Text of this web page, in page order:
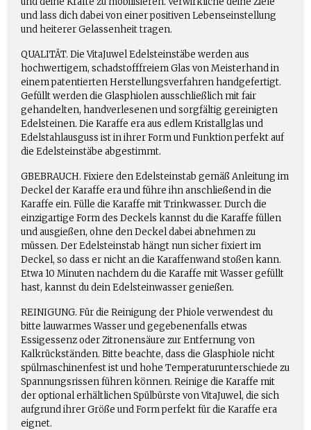
und lass dich dabei von einer positiven Lebenseinstellung
und heiterer Gelassenheit tragen.
QUALITÄT. Die VitaJuwel Edelsteinstäbe werden aus
hochwertigem, schadstofffreiem Glas von Meisterhand in
einem patentierten Herstellungsverfahren handgefertigt.
Gefüllt werden die Glasphiolen ausschließlich mit fair
gehandelten, handverlesenen und sorgfältig gereinigten
Edelsteinen. Die Karaffe era aus edlem Kristallglas und
Edelstahlausguss ist in ihrer Form und Funktion perfekt auf
die Edelsteinstäbe abgestimmt.
GBEBRAUCH. Fixiere den Edelsteinstab gemäß Anleitung im
Deckel der Karaffe era und führe ihn anschließend in die
Karaffe ein. Fülle die Karaffe mit Trinkwasser. Durch die
einzigartige Form des Deckels kannst du die Karaffe füllen
und ausgießen, ohne den Deckel dabei abnehmen zu
müssen. Der Edelsteinstab hängt nun sicher fixiert im
Deckel, so dass er nicht an die Karaffenwand stoßen kann.
Etwa 10 Minuten nachdem du die Karaffe mit Wasser gefüllt
hast, kannst du dein Edelsteinwasser genießen.
REINIGUNG. Für die Reinigung der Phiole verwendest du
bitte lauwarmes Wasser und gegebenenfalls etwas
Essigessenz oder Zitronensäure zur Entfernung von
Kalkrückständen. Bitte beachte, dass die Glasphiole nicht
spülmaschinenfest ist und hohe Temperaturunterschiede zu
Spannungsrissen führen können. Reinige die Karaffe mit
der optional erhältlichen Spülbürste von VitaJuwel, die sich
aufgrund ihrer Größe und Form perfekt für die Karaffe era
eignet.